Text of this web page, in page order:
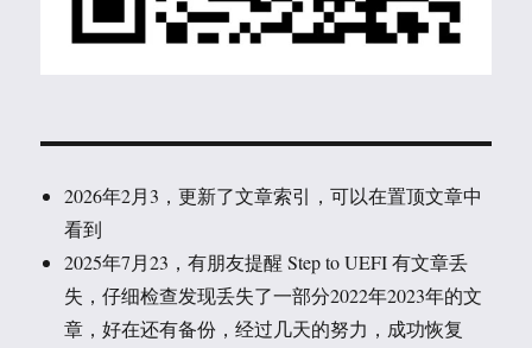
2026年2月3，更新了文章索引，可以在置顶文章中
看到
2025年7月23，有朋友提醒 Step to UEFI 有文章丢
失，仔细检查发现丢失了一部分2022年2023年的文
章，好在还有备份，经过几天的努力，成功恢复